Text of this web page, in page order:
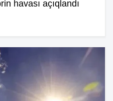
havası açıqlandı